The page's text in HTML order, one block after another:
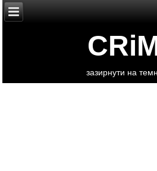
зазирнути на